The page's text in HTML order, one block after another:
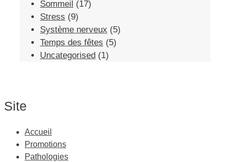
Sommeil (17)
Stress (9)
Système nerveux (5)
Temps des fêtes (5)
Uncategorised (1)
Site
Accueil
Promotions
Pathologies